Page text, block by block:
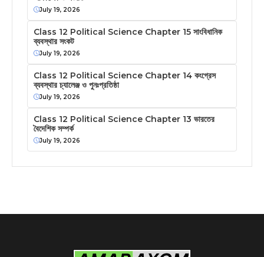
July 19, 2026
Class 12 Political Science Chapter 15 সাংবিধানিক
ব্যবস্থার সংকট
July 19, 2026
Class 12 Political Science Chapter 14 কংগ্রেস
ব্যবস্থার চ্যালেঞ্জ ও পুনঃপ্রতিষ্ঠা
July 19, 2026
Class 12 Political Science Chapter 13 ভারতের
বৈদেশিক সম্পর্ক
July 19, 2026